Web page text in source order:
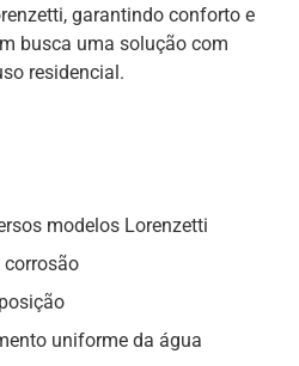
garantindo conforto e
busca uma solução com
residencial.
modelos Lorenzetti
corrosão
uniforme da água